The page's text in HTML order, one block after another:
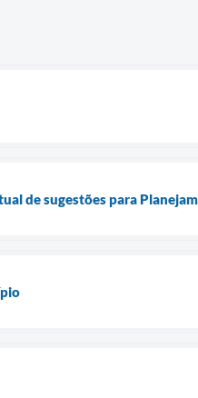
de sugestões para